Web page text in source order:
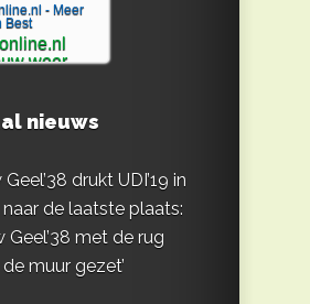
- Meer
Best
nieuws
drukt UDI’19 in
de laatste plaats:
Geel’38 met de rug
muur gezet’